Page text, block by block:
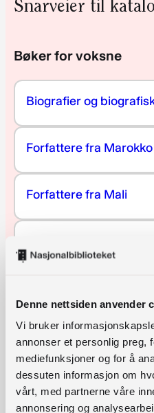
Denne nettsiden anvender
Vi bruker
annonser et personlig preg,
mediefunksjoner og for å
dessuten informasjon om
vårt, med partnerne våre
annonsering og
Snarveier til
Bøker for voksne
Biografier og
Forfattere fra Marokko
Forfattere fra Mali
All skjønnlitteratur
Alle fagbøker